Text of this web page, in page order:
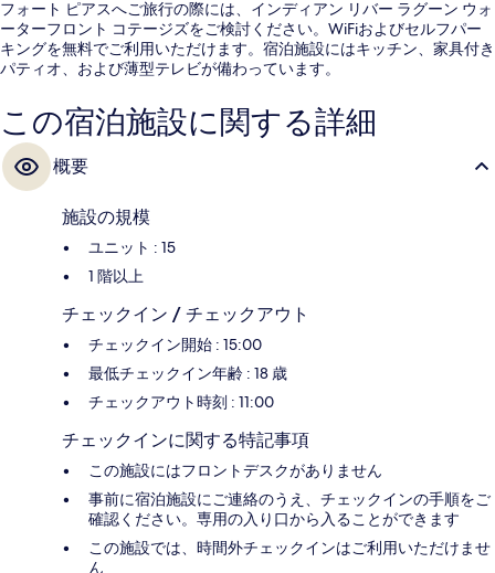
フォート ピアスへご旅行の際には、インディアン リバー ラグーン ウォ
ーターフロント コテージズをご検討ください。WiFiおよびセルフパー
キングを無料でご利用いただけます。宿泊施設にはキッチン、家具付き
パティオ、および薄型テレビが備わっています。
この宿泊施設に関する詳細
概要
施設の規模
ユニット : 15
1 階以上
チェックイン / チェックアウト
チェックイン開始 : 15:00
最低チェックイン年齢 : 18 歳
チェックアウト時刻 : 11:00
チェックインに関する特記事項
この施設にはフロントデスクがありません
事前に宿泊施設にご連絡のうえ、チェックインの手順をご
確認ください。専用の入り口から入ることができます
この施設では、時間外チェックインはご利用いただけませ
ん